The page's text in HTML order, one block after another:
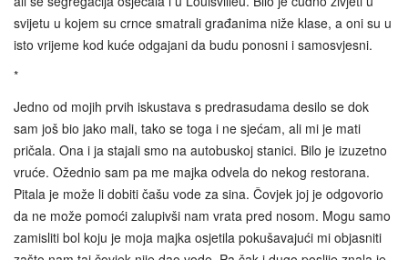
svijetu u kojem su crnce smatrali građanima niže klase, a oni su u
isto vrijeme kod kuće odgajani da budu ponosni i samosvjesni.
*
Jedno od mojih prvih iskustava s predrasudama desilo se dok
sam još bio jako mali, tako se toga i ne sjećam, ali mi je mati
pričala. Ona i ja stajali smo na autobuskoj stanici. Bilo je izuzetno
vruće. Ožednio sam pa me majka odvela do nekog restorana.
Pitala je može li dobiti čašu vode za sina. Čovjek joj je odgovorio
da ne može pomoći zalupivši nam vrata pred nosom. Mogu samo
zamisliti bol koju je moja majka osjetila pokušavajući mi objasniti